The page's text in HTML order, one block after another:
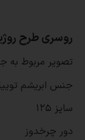
روسری طرح
تصویر مربوط به
جنس ابریشم
سایز ۱۲۵
دور چرخدوز